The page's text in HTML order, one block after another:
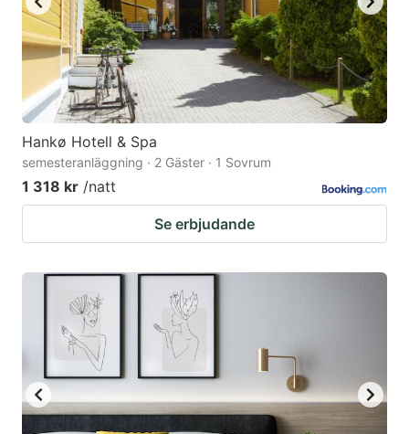
Hankø Hotell & Spa
semesteranläggning · 2 Gäster · 1 Sovrum
1 318 kr /natt
Se erbjudande